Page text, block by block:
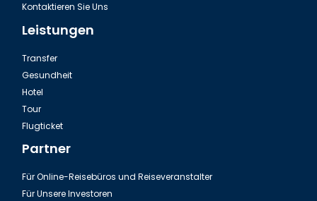
Dalaman, Fethiye Romantisches einzigartiges Restaurant
Kontaktieren Sie Uns
Leistungen
Transfer
Gesundheit
Hotel
Tour
Flugticket
Partner
Für Online-Reisebüros und Reiseveranstalter
Für Unsere Investoren